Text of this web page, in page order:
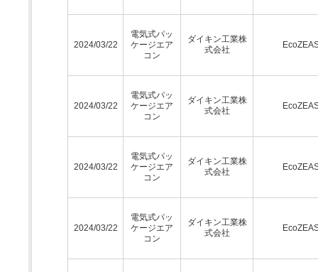
2024/03/22
電気式パッ
ケージエア
コン
ダイキン工業株
式会社
2024/03/22
電気式パッ
ケージエア
コン
ダイキン工業株
式会社
2024/03/22
電気式パッ
ケージエア
コン
ダイキン工業株
式会社
2024/03/22
電気式パッ
ケージエア
コン
ダイキン工業株
式会社